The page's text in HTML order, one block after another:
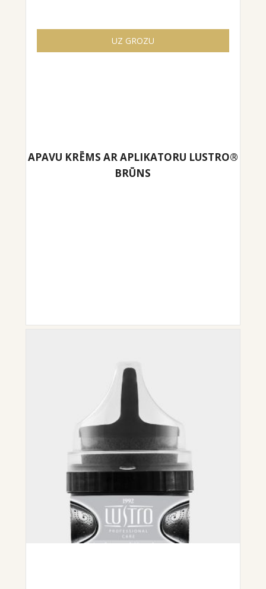
APAVU KRĒMS AR APLIKATORU LUSTRO®
BRŪNS
UZ GROZU